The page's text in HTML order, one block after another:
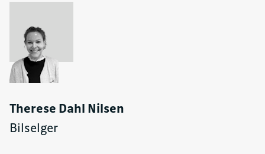
Therese Dahl Nilsen
Bilselger